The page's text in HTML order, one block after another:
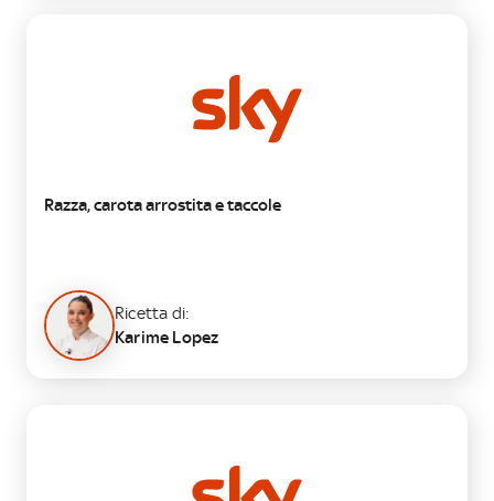
Razza, carota arrostita e taccole
Ricetta di:
Karime Lopez